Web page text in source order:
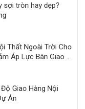
sợi tròn hay dẹp?
Thất Ngoài Trời Cho
Áp Lực Bàn Giao |
Giao Hàng Nội
Án